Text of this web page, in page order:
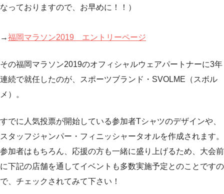
なっておりますので、お早めに！！）
→福岡マラソン2019 エントリーページ
その福岡マラソン2019のオフィシャルウェアパートナーに3年
連続で就任したのが、スポーツブランド・SVOLME（スボル
メ）。
すでに人気投票が開始している参加者Tシャツのデザインや、
スタッフジャンパー・フィニッシャータオルを作成されます。
参加者はもちろん、応援の方も一緒に盛り上げるため、大会前
に下記の店舗を通してイベントも多数実施予定とのことですの
で、チェックされてみて下さい！